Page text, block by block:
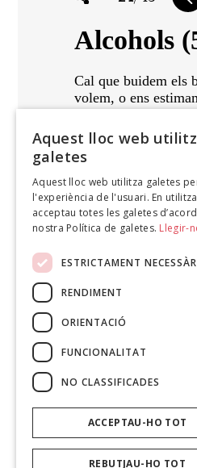
Alcohols
Cal que buidem els
volem, o ens
gong del despertar,
La rutina com a
ÀNGEL TERRÓN
À mon seul désir, 2007
Aquest lloc web
galetes
Aquest lloc web utilitza galetes
l'experiència de l'usuari. En
acceptau totes les galetes
nostra Política de galetes. Llegir-
ESTRICTAMENT
RENDIMENT
ORIENTACIÓ
FUNCIONALITAT
NO CLASSIFICADES
ACCEPTAU-HO TOT
REBUTJAU-HO TOT